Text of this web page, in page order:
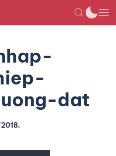
dat
.